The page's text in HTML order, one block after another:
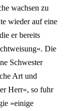
wachsen zu
wieder auf eine
er bereits
Die
Schwester
Art und
Herr«, so fuhr
»einige